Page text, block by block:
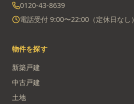
0120-43-8639
電話受付 9:00〜22:00（定休日なし）
物件を探す
新築戸建
中古戸建
土地